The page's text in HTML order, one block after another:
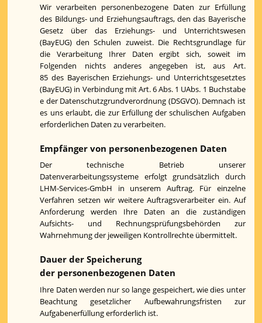
Wir verarbeiten personenbezogene Daten zur Erfüllung
des Bildungs- und Erziehungsauftrags, den das Bayerische
Gesetz über das Erziehungs- und Unterrichtswesen
(BayEUG) den Schulen zuweist. Die Rechtsgrundlage für
die Verarbeitung Ihrer Daten ergibt sich, soweit im
Folgenden nichts anderes angegeben ist, aus Art.
85 des Bayerischen Erziehungs- und Unterrichtsgesetztes
(BayEUG) in Verbindung mit Art. 6 Abs. 1 UAbs. 1 Buchstabe
e der Datenschutzgrundverordnung (DSGVO). Demnach ist
es uns erlaubt, die zur Erfüllung der schulischen Aufgaben
erforderlichen Daten zu verarbeiten.
Empfänger von personenbezogenen Daten
Der technische Betrieb unserer
Datenverarbeitungssysteme erfolgt grundsätzlich durch
LHM-Services-GmbH in unserem Auftrag. Für einzelne
Verfahren setzen wir weitere Auftragsverarbeiter ein. Auf
Anforderung werden Ihre Daten an die zuständigen
Aufsichts- und Rechnungsprüfungsbehörden zur
Wahrnehmung der jeweiligen Kontrollrechte übermittelt.
Dauer der Speicherung
der personenbezogenen Daten
Ihre Daten werden nur so lange gespeichert, wie dies unter
Beachtung gesetzlicher Aufbewahrungsfristen zur
Aufgabenerfüllung erforderlich ist.